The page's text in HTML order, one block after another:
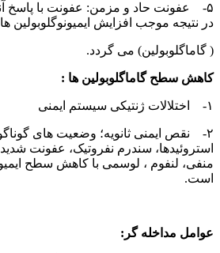
۵- عفونت حاد و مزمن: عفونت با پاسخ
در نتیجه موجب افزایش ایمیونوگلوبولین ها
( گاماگلوبولین) می گردد.
کاهش سطح گاماگلوبولین ها :
۱- اختلالات ژنتیکی سیستم ایمنی
۲- نقص ایمنی ثانویه؛ وضعیت های
استروئیدها، سندرم نفروتیک، عفونت
منفی، لنفوم ، لوسمی با کاهش سطح
است.
عوامل مداخله گر: